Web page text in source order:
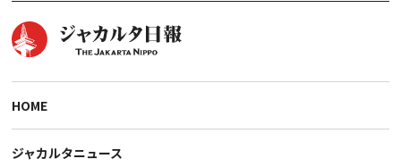
HOME
ジャカルタニュース